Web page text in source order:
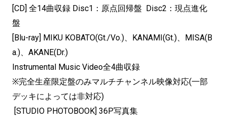
[CD] 全14曲収録 Disc1：原点回帰盤 Disc2：現点進化
盤
[Blu-ray] MIKU KOBATO(Gt./Vo.)、KANAMI(Gt.)、MISA(B
a.)、AKANE(Dr.)
Instrumental Music Video全4曲収録
※完全生産限定盤のみマルチチャンネル映像対応(一部
デッキによっては非対応)
[STUDIO PHOTOBOOK] 36P写真集